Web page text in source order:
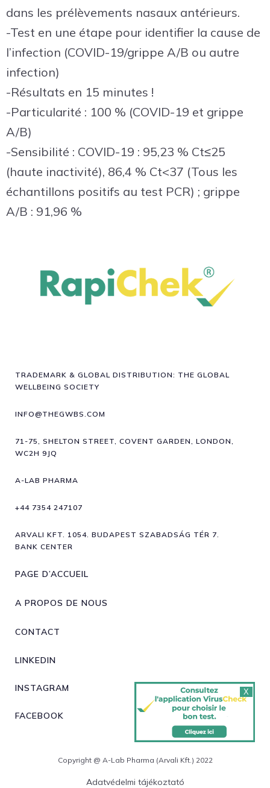
X
dans les prélèvements nasaux antérieurs.
-Test en une étape pour identifier la cause de
l’infection (COVID-19/grippe A/B ou autre
infection)
-Résultats en 15 minutes !
-Particularité : 100 % (COVID-19 et grippe
A/B)
-Sensibilité : COVID-19 : 95,23 % Ct≤25
(haute inactivité), 86,4 % Ct<37 (Tous les
échantillons positifs au test PCR) ; grippe
A/B : 91,96 %
TRADEMARK & GLOBAL DISTRIBUTION: THE GLOBAL
WELLBEING SOCIETY
INFO@THEGWBS.COM
71-75, SHELTON STREET, COVENT GARDEN, LONDON,
WC2H 9JQ
A-LAB PHARMA
+44 7354 247107
ARVALI KFT. 1054. BUDAPEST SZABADSÁG TÉR 7.
BANK CENTER
PAGE D’ACCUEIL
A PROPOS DE NOUS
CONTACT
LINKEDIN
INSTAGRAM
FACEBOOK
Copyright @ A-Lab Pharma (Arvali Kft.) 2022
Adatvédelmi tájékoztató